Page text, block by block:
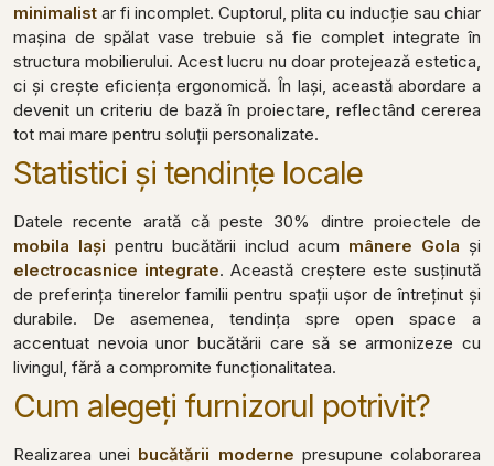
minimalist ar fi incomplet. Cuptorul, plita cu inducție sau chiar
mașina de spălat vase trebuie să fie complet integrate în
structura mobilierului. Acest lucru nu doar protejează estetica,
ci și crește eficiența ergonomică. În Iași, această abordare a
devenit un criteriu de bază în proiectare, reflectând cererea
tot mai mare pentru soluții personalizate.
Statistici și tendințe locale
Datele recente arată că peste 30% dintre proiectele de
mobila Iași pentru bucătării includ acum mânere Gola și
electrocasnice integrate. Această creștere este susținută
de preferința tinerelor familii pentru spații ușor de întreținut și
durabile. De asemenea, tendința spre open space a
accentuat nevoia unor bucătării care să se armonizeze cu
livingul, fără a compromite funcționalitatea.
Cum alegeți furnizorul potrivit?
Realizarea unei bucătării moderne presupune colaborarea